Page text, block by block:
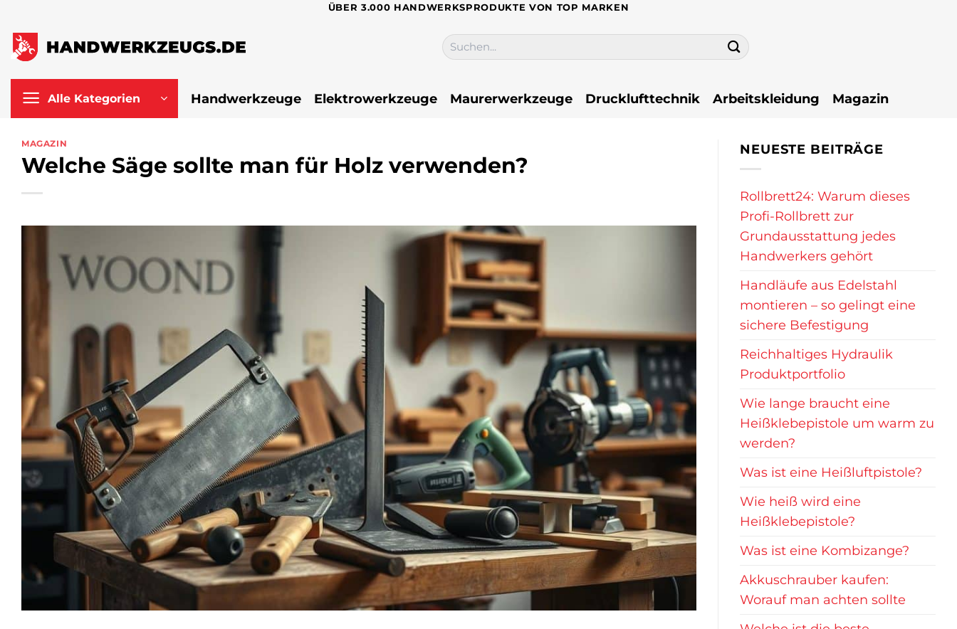
springen
ÜBER 3.000 HANDWERKSPRODUKTE VON TOP MARKEN
Suchen
nach:
Alle Kategorien Handwerkzeuge Elektrowerkzeuge Maurerwerkzeuge Drucklufttechnik Arbeitskleidung Magazin
MAGAZIN
Welche Säge sollte man für Holz verwenden?
NEUESTE BEITRÄGE
Rollbrett24: Warum dieses
Profi-Rollbrett zur
Grundausstattung jedes
Handwerkers gehört
Handläufe aus Edelstahl
montieren – so gelingt eine
sichere Befestigung
Reichhaltiges Hydraulik
Produktportfolio
Wie lange braucht eine
Heißklebepistole um warm zu
werden?
Was ist eine Heißluftpistole?
Wie heiß wird eine
Heißklebepistole?
Was ist eine Kombizange?
Akkuschrauber kaufen:
Worauf man achten sollte